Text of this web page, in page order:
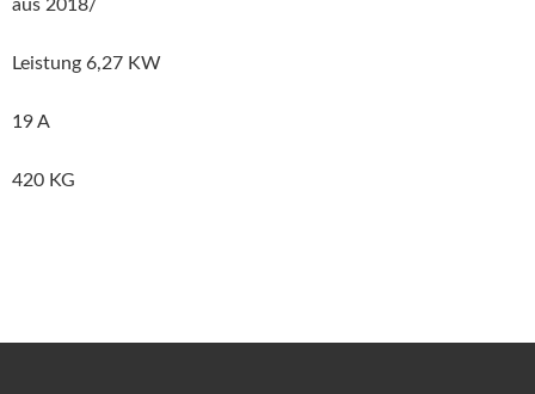
aus 2018/
Leistung 6,27 KW
19 A
420 KG